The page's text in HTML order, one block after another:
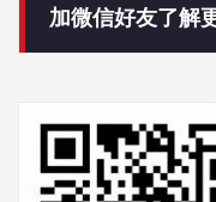
加微信好友了解